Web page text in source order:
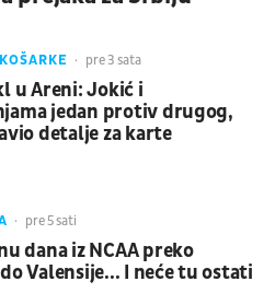
pre 3 sata
u Areni: Jokić i
jedan protiv drugog,
detalje za karte
pre 5 sati
dana iz NCAA preko
Valensije... I neće tu ostati